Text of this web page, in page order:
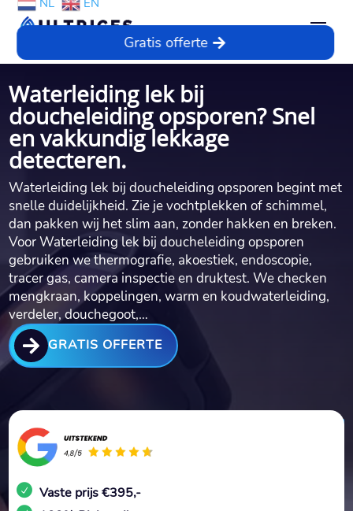
NL EN
Gratis offerte
Waterleiding lek bij
doucheleiding opsporen? Snel
en vakkundig lekkage
detecteren.
Waterleiding lek bij doucheleiding opsporen begint met
snelle duidelijkheid.​ Zie je vochtplekken of schimmel,
dan pakken wij het slim aan, zonder hakken en breken.​
Voor Waterleiding lek bij doucheleiding opsporen
gebruiken we thermografie, akoestiek, endoscopie,
tracer gas, camera inspectie en druktest.​ We checken
mengkraan, koppelingen, warm en koudwaterleiding,
verdeler, douchegoot,…
 GRATIS OFFERTE
Vaste prijs €395,-